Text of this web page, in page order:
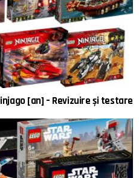
[an] – Revizuire și testare